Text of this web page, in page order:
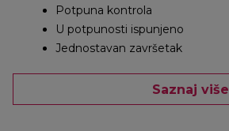
Potpuna kontrola
U potpunosti ispunjeno
Jednostavan završetak
Saznaj više